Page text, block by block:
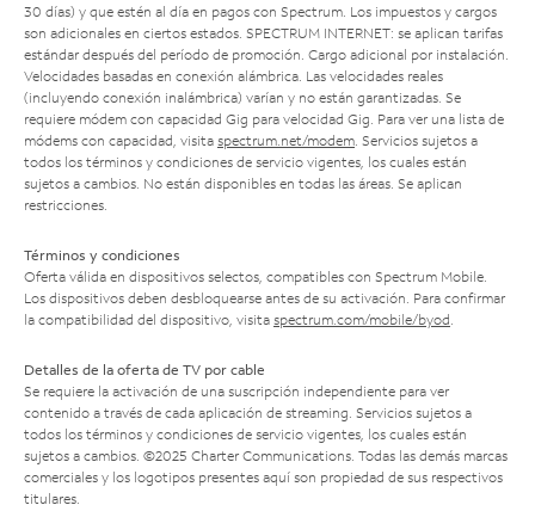
30 días) y que estén al día en pagos con Spectrum. Los impuestos y cargos
son adicionales en ciertos estados. SPECTRUM INTERNET: se aplican tarifas
estándar después del período de promoción. Cargo adicional por instalación.
Velocidades basadas en conexión alámbrica. Las velocidades reales
(incluyendo conexión inalámbrica) varían y no están garantizadas. Se
requiere módem con capacidad Gig para velocidad Gig. Para ver una lista de
módems con capacidad, visita spectrum.net/modem . Servicios sujetos a
todos los términos y condiciones de servicio vigentes, los cuales están
sujetos a cambios. No están disponibles en todas las áreas. Se aplican
restricciones.
Términos y condiciones
Oferta válida en dispositivos selectos, compatibles con Spectrum Mobile.
Los dispositivos deben desbloquearse antes de su activación. Para confirmar
la compatibilidad del dispositivo, visita spectrum.com/mobile/byod
Detalles de la oferta de TV por cable
Se requiere la activación de una suscripción independiente para ver
contenido a través de cada aplicación de streaming. Servicios sujetos a
todos los términos y condiciones de servicio vigentes, los cuales están
sujetos a cambios. ©2025 Charter Communications. Todas las demás marcas
comerciales y los logotipos presentes aquí son propiedad de sus respectivos
titulares.